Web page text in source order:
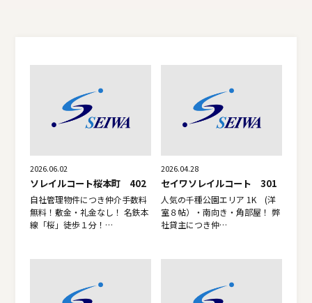
2026.06.02
ソレイルコート桜本町 402
自社管理物件につき仲介手数料
無料！敷金・礼金なし！ 名鉄本
線「桜」徒歩１分！…
2026.04.28
セイワソレイルコート 301
人気の千種公園エリア 1K (洋
室８帖）・南向き・角部屋！ 弊
社貸主につき仲…